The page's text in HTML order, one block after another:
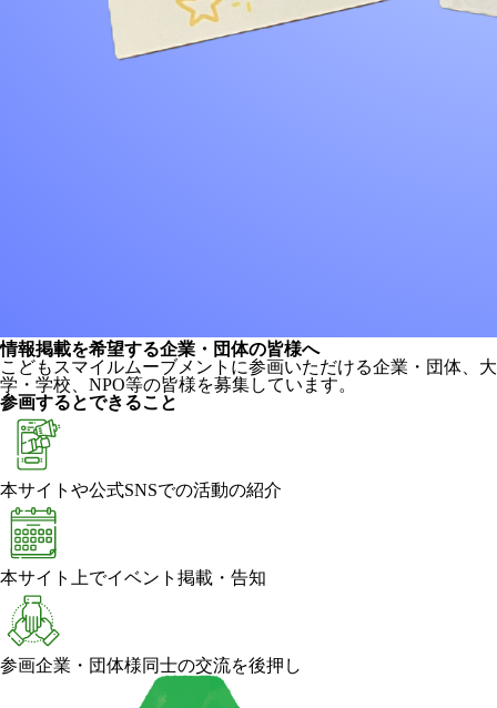
情報掲載を希望する企業・団体の皆様へ
こどもスマイルムーブメントに参画いただける企業・団体、大
学・学校、NPO等の皆様を募集しています。
参画するとできること
本サイトや公式SNSでの活動の紹介
本サイト上でイベント掲載・告知
参画企業・団体様同士の交流を後押し